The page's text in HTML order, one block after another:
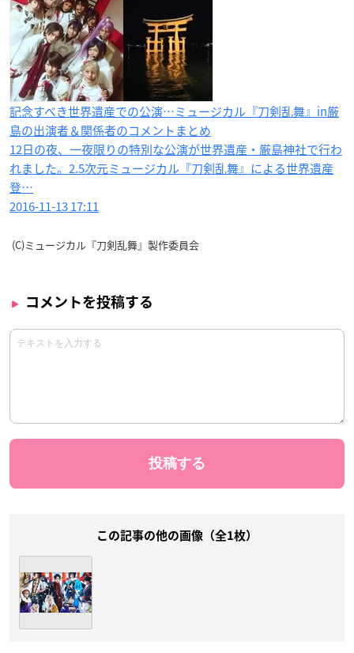
記念すべき世界遺産での公演…ミュージカル『刀剣乱舞』in厳
島の出演者＆関係者のコメントまとめ
12日の夜、一夜限りの特別な公演が世界遺産・厳島神社で行わ
れました。2.5次元ミュージカル『刀剣乱舞』による世界遺産
登…
2016-11-13 17:11
(C)ミュージカル『刀剣乱舞』製作委員会
コメントを投稿する
この記事の他の画像（全1枚）